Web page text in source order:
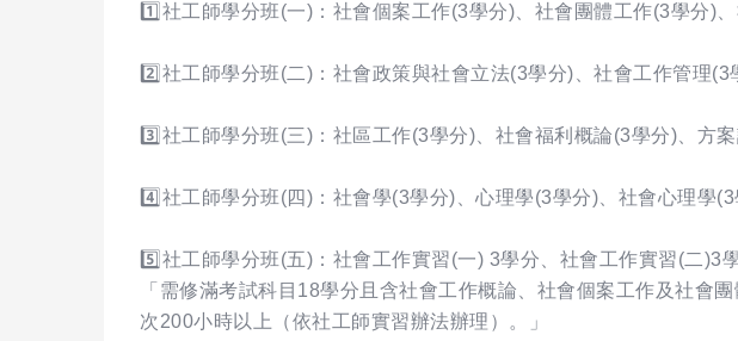
1️⃣社工師學分班(一)：社會個案工作(3學分)、社會團體工作(3學分)
2️⃣社工師學分班(二)：社會政策與社會立法(3學分)、社會工作管理(3
3️⃣社工師學分班(三)：社區工作(3學分)、社會福利概論(3學分)、方
4️⃣社工師學分班(四)：社會學(3學分)、心理學(3學分)、社會心理學
5️⃣社工師學分班(五)：社會工作實習(一) 3學分、社會工作實習(二)3學
「需修滿考試科目18學分且含社會工作概論、社會個案工作及社會
次200小時以上（依社工師實習辦法辦理）。」